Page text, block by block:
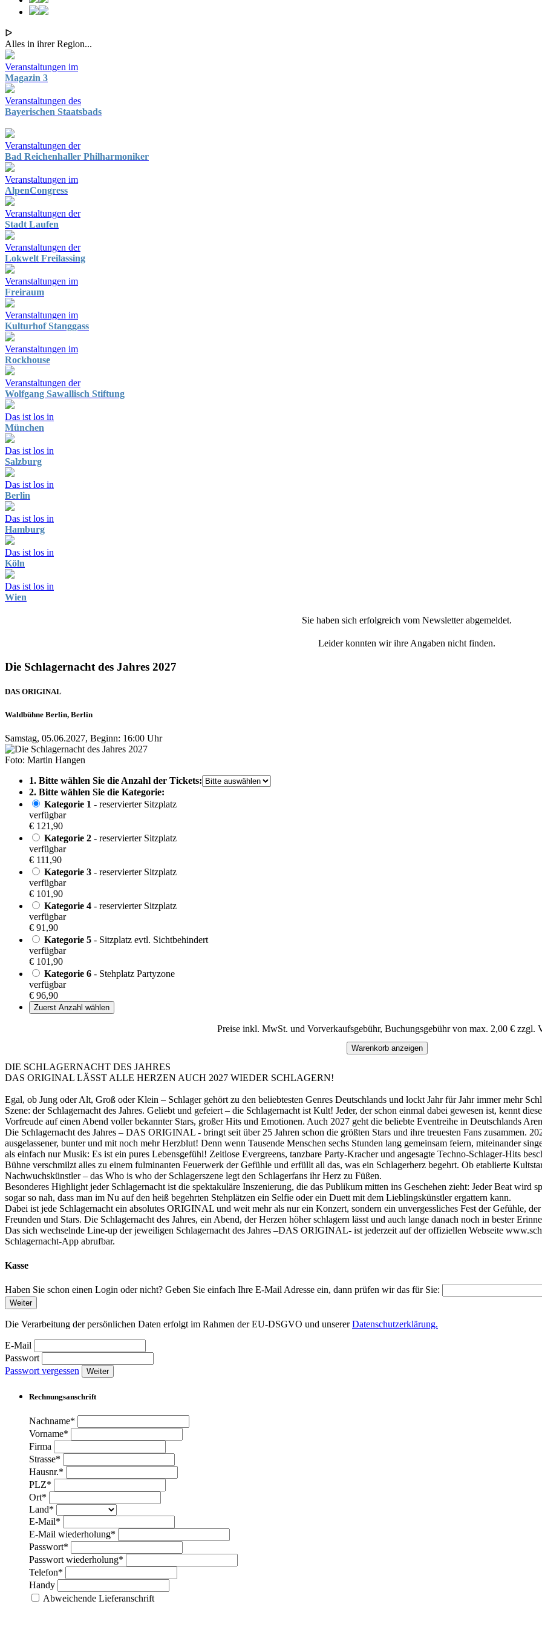
ᐅ
Alles in ihrer Region...
Veranstaltungen im
Magazin 3
Veranstaltungen des
Bayerischen Staatsbads
Veranstaltungen der
Bad Reichenhaller Philharmoniker
Veranstaltungen im
AlpenCongress
Veranstaltungen der
Stadt Laufen
Veranstaltungen der
Lokwelt Freilassing
Veranstaltungen im
Freiraum
Veranstaltungen im
Kulturhof Stanggass
Veranstaltungen im
Rockhouse
Veranstaltungen der
Wolfgang Sawallisch Stiftung
Das ist los in
München
Das ist los in
Salzburg
Das ist los in
Berlin
Das ist los in
Hamburg
Das ist los in
Köln
Das ist los in
Wien
Sie haben sich erfolgreich vom Newsletter abgemeldet.
Leider konnten wir ihre Angaben nicht finden.
Die Schlagernacht des Jahres 2027
DAS ORIGINAL
Waldbühne Berlin, Berlin
Samstag, 05.06.2027, Beginn: 16:00 Uhr
Foto: Martin Hangen
1. Bitte wählen Sie die Anzahl der Tickets:
2. Bitte wählen Sie die Kategorie:
Kategorie 1 - reservierter Sitzplatz
verfügbar
€ 121,90
Kategorie 2 - reservierter Sitzplatz
verfügbar
€ 111,90
Kategorie 3 - reservierter Sitzplatz
verfügbar
€ 101,90
Kategorie 4 - reservierter Sitzplatz
verfügbar
€ 91,90
Kategorie 5 - Sitzplatz evtl. Sichtbehindert
verfügbar
€ 101,90
Kategorie 6 - Stehplatz Partyzone
verfügbar
€ 96,90
Zuerst Anzahl wählen
Preise inkl. MwSt. und Vorverkaufsgebühr, Buchungsgebühr von max. 2,00 € zzgl.
Warenkorb anzeigen
DIE SCHLAGERNACHT DES JAHRES
DAS ORIGINAL LÄSST ALLE HERZEN AUCH 2027 WIEDER SCHLAGERN!
Egal, ob Jung oder Alt, Groß oder Klein – Schlager gehört zu den beliebtesten Genres Deutschlands und lockt Jahr für Jahr immer mehr
Szene: der Schlagernacht des Jahres. Geliebt und gefeiert – die Schlagernacht ist Kult! Jeder, der schon einmal dabei gewesen ist, kennt
Vorfreude auf einen Abend voller bekannter Stars, großer Hits und Emotionen. Auch 2027 geht die beliebte Eventreihe in Deutschlands
Die Schlagernacht des Jahres – DAS ORIGINAL - bringt seit über 25 Jahren schon die größten Stars und ihre treuesten Fans zusammen.
ausgelassener, bunter und mit noch mehr Herzblut! Denn wenn Tausende Menschen sechs Stunden lang gemeinsam feiern, miteinander
als einfach nur Musik: Es ist ein pures Lebensgefühl! Zeitlose Evergreens, tanzbare Party-Kracher und angesagte Techno-Schlager-Hits
Bühne verschmilzt alles zu einem fulminanten Feuerwerk der Gefühle und erfüllt all das, was ein Schlagerherz begehrt. Ob etablierte
Nachwuchskünstler – das Who is who der Schlagerszene legt den Schlagerfans ihr Herz zu Füßen.
Besonderes Highlight jeder Schlagernacht ist die spektakuläre Inszenierung, die das Publikum mitten ins Geschehen zieht: Jeder Beat wird
sogar so nah, dass man im Nu auf den heiß begehrten Stehplätzen ein Selfie oder ein Duett mit dem Lieblingskünstler ergattern kann.
Dabei ist jede Schlagernacht ein absolutes ORIGINAL und weit mehr als nur ein Konzert, sondern ein unvergessliches Fest der Gefühle,
Freunden und Stars. Die Schlagernacht des Jahres, ein Abend, der Herzen höher schlagern lässt und auch lange danach noch in bester
Das sich wechselnde Line-up der jeweiligen Schlagernacht des Jahres –DAS ORIGINAL- ist jederzeit auf der offiziellen Webseite
Schlagernacht-App abrufbar.
Kasse
Haben Sie schon einen Login oder nicht? Geben Sie einfach Ihre E-Mail Adresse ein, dann prüfen wir das für Sie:
Weiter
Die Verarbeitung der persönlichen Daten erfolgt im Rahmen der EU-DSGVO und unsererDatenschutzerklärung.
E-Mail
Passwort
Passwort vergessen
Weiter
Rechnungsanschrift
Nachname*
Vorname*
Firma
Strasse*
Hausnr.*
PLZ*
Ort*
Land*
E-Mail*
E-Mail wiederholung*
Passwort*
Passwort wiederholung*
Telefon*
Handy
Abweichende Lieferanschrift